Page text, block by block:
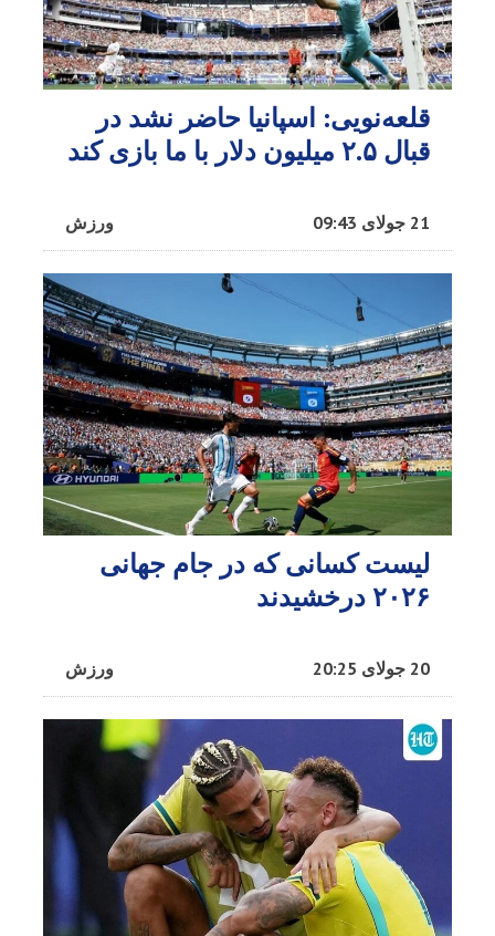
قلعه‌نویی: اسپانیا حاضر نشد در
قبال ۲.۵ میلیون دلار با ما بازی کند
ورزش 21 جولای 09:43
لیست کسانی که در جام جهانی
۲۰۲۶ درخشیدند
ورزش 20 جولای 20:25